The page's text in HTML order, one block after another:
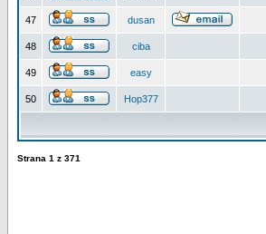
47 dusan
48 ciba
49 easy
50 Hop377
Strana 1 z 371